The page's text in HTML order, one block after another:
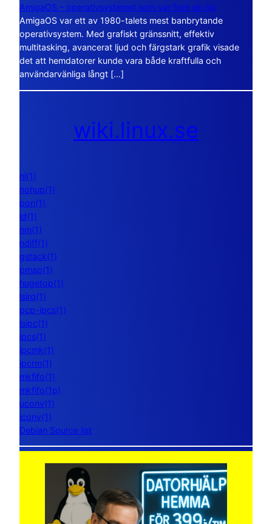
AmigaOS – operativsystemet som var före sin tid
AmigaOS var ett av 1980-talets mest banbrytande
operativsystem. Med grafiskt gränssnitt, effektiv
multitasking, avancerat ljud och färgstark grafik visade
det att hemdatorer kunde vara både kraftfulla och
användarvänliga långt […]
wiki.linux.se
nl(1)
nohup(1)
pon(1)
ld(1)
nm(1)
ndiff(1)
gstack(1)
pmap(1)
hugetop(1)
lsirq(1)
pcp-ipcs(1)
lsipc(1)
ipcs(1)
ipcmk(1)
ipcrm(1)
mkfifo(1)
mkfifo(1p)
uconv(1)
iconv(1)
Debian Source list